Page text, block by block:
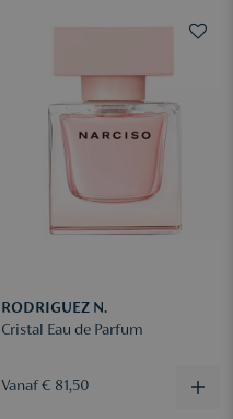
RODRIGUEZ N.
Cristal Eau de Parfum
Vanaf € 81,50